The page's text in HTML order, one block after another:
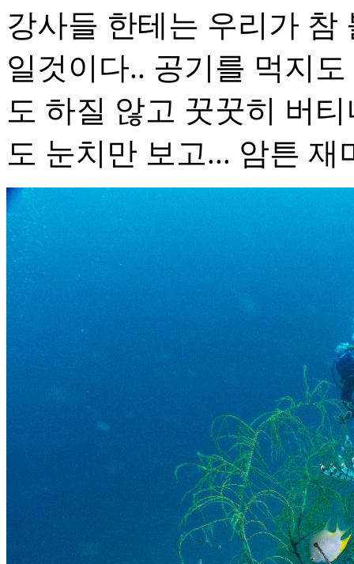
강사들 한테는 우리가 참
일것이다.. 공기를 먹지
도 하질 않고 꿋꿋히 버
도 눈치만 보고... 암튼 재